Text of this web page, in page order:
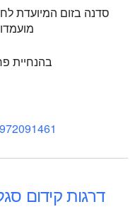
סדנה בזום המיועדת
בהנחיית
דרגות קידום